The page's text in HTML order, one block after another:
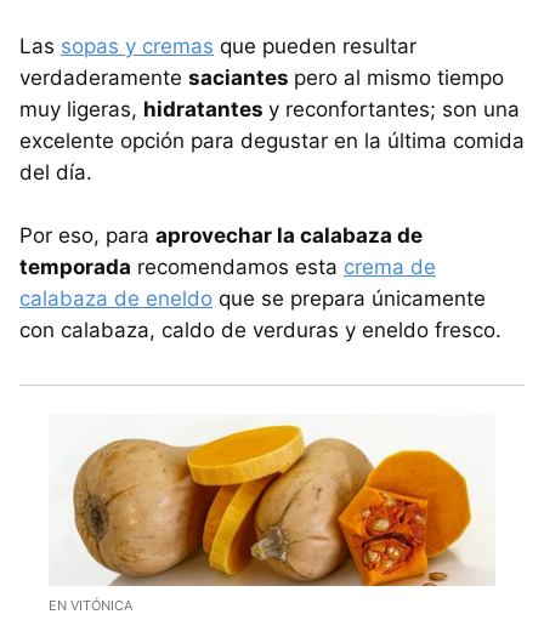
Las sopas y cremas que pueden resultar
verdaderamente saciantes pero al mismo tiempo
muy ligeras, hidratantes y reconfortantes; son una
excelente opción para degustar en la última comida
del día.
Por eso, para aprovechar la calabaza de
temporada recomendamos esta crema de
calabaza de eneldo que se prepara únicamente
con calabaza, caldo de verduras y eneldo fresco.
EN VITÓNICA